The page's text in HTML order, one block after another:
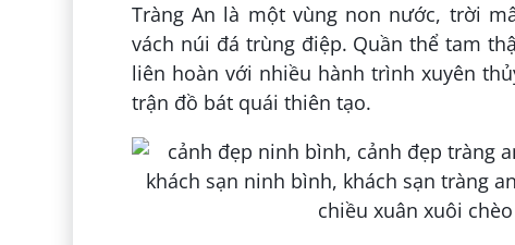
Tràng An là một vùng non nước, trời
vách núi đá trùng điệp. Quần thể tam
liên hoàn với nhiều hành trình xuyên
trận đồ bát quái thiên tạo.